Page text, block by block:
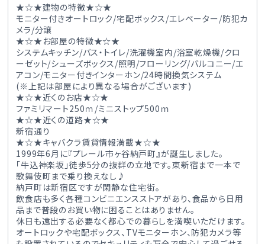
★☆★建物の特徴★☆★
モニター付きオートロック/宅配ボックス/エレベーター/防犯カ
メラ/分譲
★☆★お部屋の特徴★☆★
システムキッチン/バス・トイレ/洗濯機室内/浴室乾燥機/クロ
ーゼット/シューズボックス/照明/フローリング/バルコニー/エ
アコン/モニター付きインターホン/24時間換気システム
(※上記は部屋により異なる場合がございます)
★☆★近くのお店★☆★
ファミリマート250ｍ/ミニストップ500ｍ
★☆★近くの道路★☆★
新宿通り
★☆★キャバクラ賃貸情報満載★☆★
1999年6月に『プレール市ヶ谷納戸町』が誕生しました。
「牛込神楽坂」徒歩5分の抜群の立地です。東新宿まで一本で
歌舞伎町まで乗り換えなし♪
納戸町は新宿区ですが閑静な住宅街。
飲食店も多く各種コンビニエンスストアがあり、食品から日用
品まで普段のお買い物に困ることはありません。
休日も遠出する必要なく都心での暮らしを満喫いただけます。
オートロックや宅配ボックス、TVモニターホン、防犯カメラ等